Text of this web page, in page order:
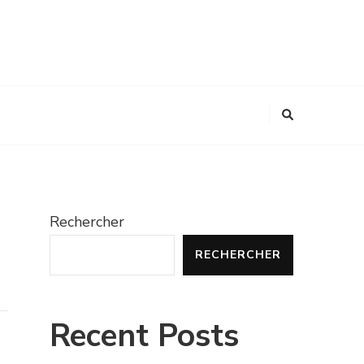
Rechercher
RECHERCHER
Recent Posts